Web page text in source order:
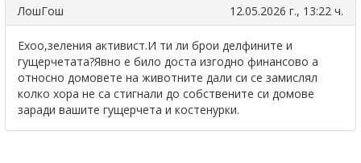
ЛошГош 12.05.2026 г., 13:22 ч.
Ехоо,зеления активист.И ти ли брои делфините и
гущерчетата?Явно е било доста изгодно финансово а
относно домовете на животните дали си се замислял
колко хора не са стигнали до собствените си домове
заради вашите гущерчета и костенурки.